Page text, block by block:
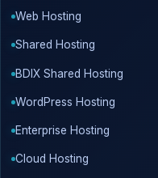
Web Hosting
Shared Hosting
BDIX Shared Hosting
WordPress Hosting
Enterprise Hosting
Cloud Hosting